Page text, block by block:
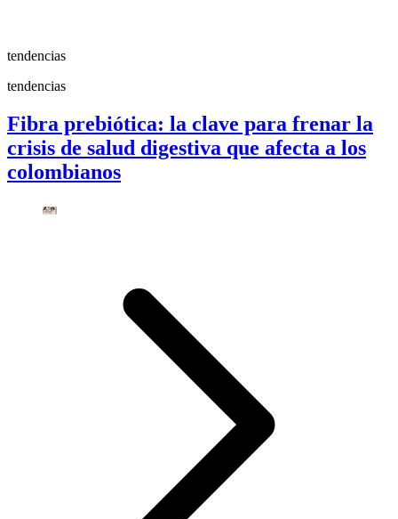
tendencias
tendencias
Fibra prebiótica: la clave para frenar la
crisis de salud digestiva que afecta a los
colombianos